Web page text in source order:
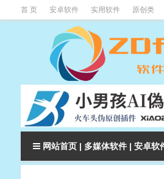
首 页 安卓软件 实用软件 原创类
下载类
网站首页 | 多媒体软件 | 安卓软